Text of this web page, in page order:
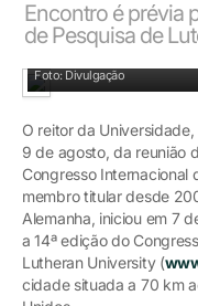
Encontro é prévia
de Pesquisa de
Foto: Divulgação
O reitor da
9 de agosto, da reunião
Congresso Internacional
membro titular desde
Alemanha, iniciou em 7
a 14ª edição do
Lutheran University (
cidade situada a 70 km